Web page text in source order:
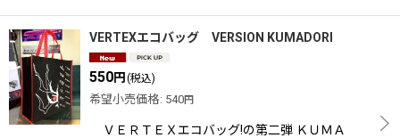
VERTEXエコバッグ VERSION KUMADORI
550円 (税込)
希望小売価格: 540円
ＶＥＲＴＥＸエコバッグ!の第二弾 ＫＵＭＡ